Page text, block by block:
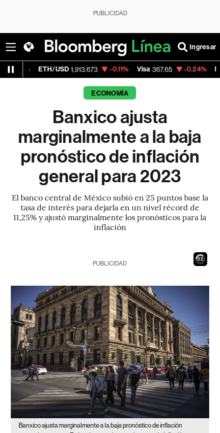
PUBLICIDAD
Ingresar
1,913.673 -0.11% Visa 367.65 -0.24% MercadoLibre
ECONOMÍA
Banxico ajusta
marginalmente a la baja
pronóstico de inflación
general para 2023
El banco central de México subió en 25 puntos base la
tasa de interés para dejarla en un nivel récord de
11,25% y ajustó marginalmente los pronósticos para la
inflación
21
PUBLICIDAD
Banxico ajusta marginalmente a la baja pronóstico de inflación